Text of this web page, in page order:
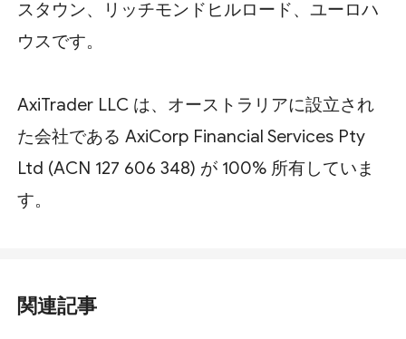
スタウン、リッチモンドヒルロード、ユーロハ
ウスです。
AxiTrader LLC は、オーストラリアに設立され
た会社である AxiCorp Financial Services Pty
Ltd (ACN 127 606 348) が 100% 所有していま
す。
関連記事